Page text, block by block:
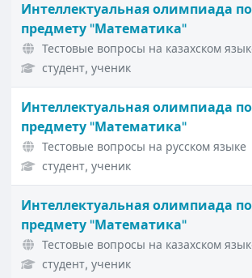
Интеллектуальная олимпиада по
предмету "Математика"
Тестовые вопросы на казахском
студент, ученик
Интеллектуальная олимпиада по
предмету "Математика"
Тестовые вопросы на русском языке
студент, ученик
Интеллектуальная олимпиада по
предмету "Математика"
Тестовые вопросы на казахском
студент, ученик